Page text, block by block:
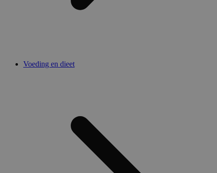
Voeding en dieet